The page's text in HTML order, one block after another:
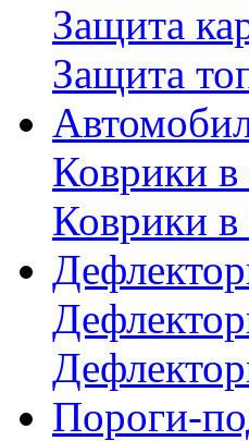
Защита
Защита
Коврики в
Коврики
Пороги-